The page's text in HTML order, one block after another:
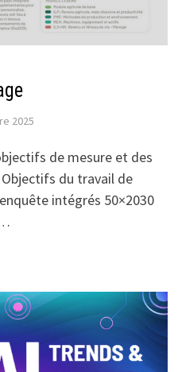
2025
de mesure et des
du travail de
intégrés 50×2030